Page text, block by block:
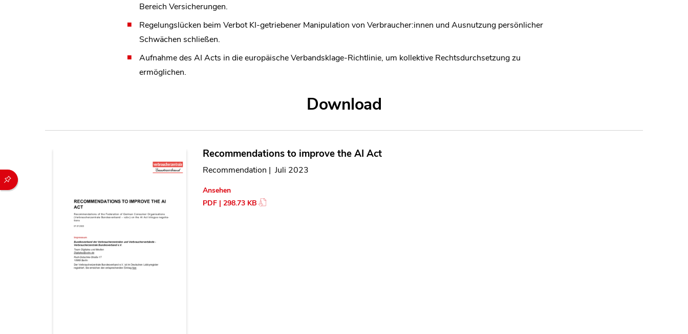
Durch die folgenden Buttons können Sie direkt auf einen speziellen Bereich des Inhaltes springen
Bereich Versicherungen.
Regelungslücken beim Verbot KI-getriebener Manipulation von Verbraucher:innen und Ausnutzung persönlicher
Schwächen schließen.
Aufnahme des AI Acts in die europäische Verbandsklage-Richtlinie, um kollektive Rechtsdurchsetzung zu
ermöglichen.
Download
Recommendations to improve the AI Act
Recommendation | Juli 2023
Ansehen
PDF | 298.73 KB